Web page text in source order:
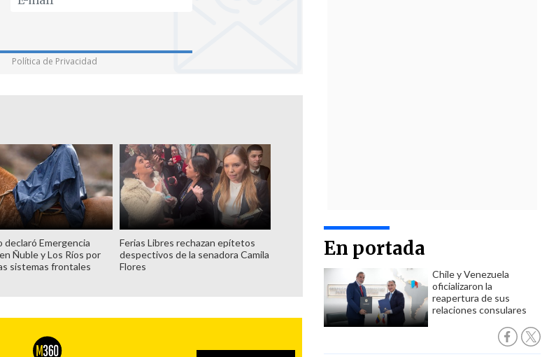
En portada
Chile y Venezuela
oficializaron la
reapertura de sus
relaciones consulares
Política de Privacidad
declaró Emergencia
Ñuble y Los Ríos por
sistemas frontales
Ferias Libres rechazan epítetos
despectivos de la senadora Camila
Flores